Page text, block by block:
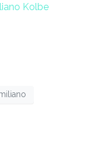
Kolbe